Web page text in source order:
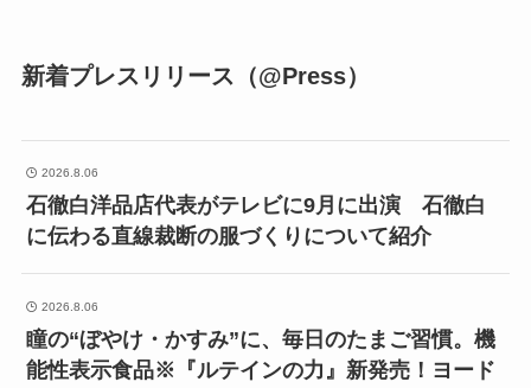
新着プレスリリース（@Press）
2026.8.06
石徹白洋品店代表がテレビに9月に出演 石徹白
に伝わる直線裁断の服づくりについて紹介
2026.8.06
瞳の“ぼやけ・かすみ”に、毎日のたまご習慣。機
能性表示食品※『ルテインの力』新発売！ヨード